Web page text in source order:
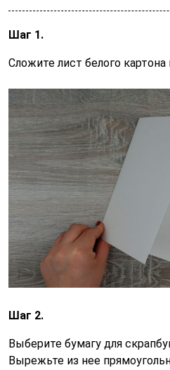
Шаг 1.
Сложите лист белого картона
Шаг 2.
Выберите бумагу для
Вырежьте из нее